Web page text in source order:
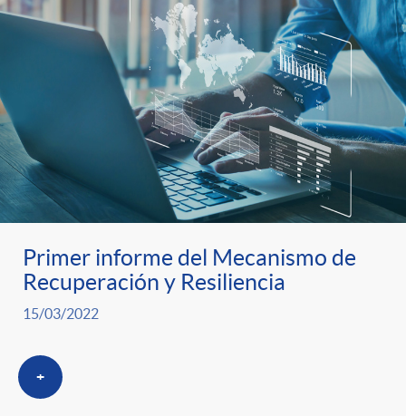
Primer informe del Mecanismo de
Recuperación y Resiliencia
15/03/2022
+